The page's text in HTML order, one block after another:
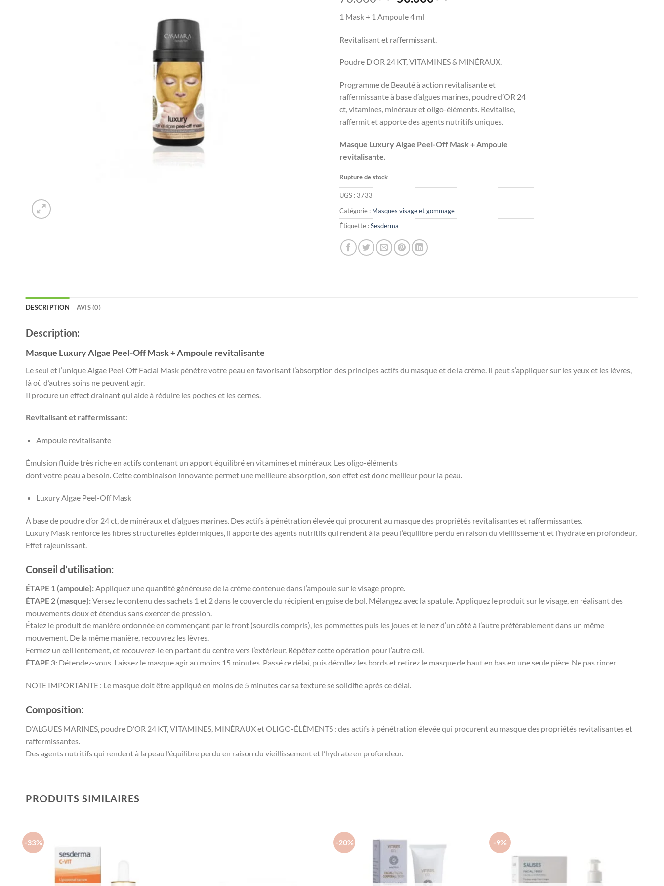
initial
1 Mask + 1 Ampoule 4 ml
Revitalisant et raffermissant.
Poudre D’OR 24 KT, VITAMINES & MINÉRAUX.
Programme de Beauté à action revitalisante et
raffermissante à base d’algues marines, poudre d’OR 24
ct, vitamines, minéraux et oligo-éléments. Revitalise,
raffermit et apporte des agents nutritifs uniques.
Masque Luxury Algae Peel-Off Mask + Ampoule
revitalisante.
Rupture de stock
UGS : 3733
Catégorie : Masques visage et gommage
Étiquette :Sesderma
DESCRIPTION AVIS (0)
Description:
Masque Luxury Algae Peel-Off Mask + Ampoule revitalisante
Le seul et l’unique Algae Peel-Off Facial Mask pénètre votre peau en favorisant l’absorption des principes actifs du masque et de la crème. Il peut s’appliquer sur les yeux et les lèvres,
là où d’autres soins ne peuvent agir.
Il procure un effect drainant qui aide à réduire les poches et les cernes.
Revitalisant et raffermissant:
Ampoule revitalisante
Émulsion fluide très riche en actifs contenant un apport équilibré en vitamines et minéraux. Les oligo-éléments
dont votre peau a besoin. Cette combinaison innovante permet une meilleure absorption, son effet est donc meilleur pour la peau.
Luxury Algae Peel-Off Mask
À base de poudre d’or 24 ct, de minéraux et d’algues marines. Des actifs à pénétration élevée qui procurent au masque des propriétés revitalisantes et raffermissantes.
Luxury Mask renforce les fibres structurelles épidermiques, il apporte des agents nutritifs qui rendent à la peau l’équilibre perdu en raison du vieillissement et l’hydrate en profondeur,
Effet rajeunissant.
Conseil d’utilisation:
ÉTAPE 1 (ampoule):Appliquez une quantité généreuse de la crème contenue dans l’ampoule sur le visage propre.
ÉTAPE 2 (masque):Versez le contenu des sachets 1 et 2 dans le couvercle du récipient en guise de bol. Mélangez avec la spatule. Appliquez le produit sur le visage, en réalisant des
mouvements doux et étendus sans exercer de pression.
Étalez le produit de manière ordonnée en commençant par le front (sourcils compris), les pommettes puis les joues et le nez d’un côté à l’autre préférablement dans un même
mouvement. De la même manière, recouvrez les lèvres.
Fermez un œil lentement, et recouvrez-le en partant du centre vers l’extérieur. Répétez cette opération pour l’autre œil.
ÉTAPE 3: Détendez-vous. Laissez le masque agir au moins 15 minutes. Passé ce délai, puis décollez les bords et retirez le masque de haut en bas en une seule pièce. Ne pas rincer.
NOTE IMPORTANTE : Le masque doit être appliqué en moins de 5 minutes car sa texture se solidifie après ce délai.
Composition:
D’ALGUES MARINES, poudre D’OR 24 KT, VITAMINES, MINÉRAUX et OLIGO-ÉLÉMENTS : des actifs à pénétration élevée qui procurent au masque des propriétés revitalisantes et
raffermissantes.
Des agents nutritifs qui rendent à la peau l’équilibre perdu en raison du vieillissement et l’hydrate en profondeur.
PRODUITS SIMILAIRES
-33% -20% -9%